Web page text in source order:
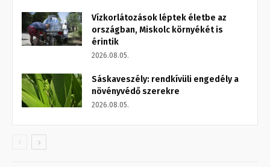
Vízkorlátozások léptek életbe az
országban, Miskolc környékét is
érintik
2026.08.05.
Sáskaveszély: rendkívüli engedély a
növényvédő szerekre
2026.08.05.